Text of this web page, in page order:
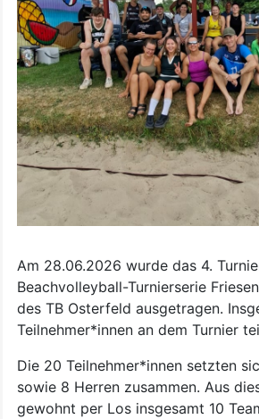
Am 28.06.2026 wurde das 4.
Beachvolleyball-Turnierserie
des TB Osterfeld ausgetragen.
Teilnehmer*innen an dem Turnier
Die 20 Teilnehmer*innen setzten
sowie 8 Herren zusammen. Aus
gewohnt per Los insgesamt 10